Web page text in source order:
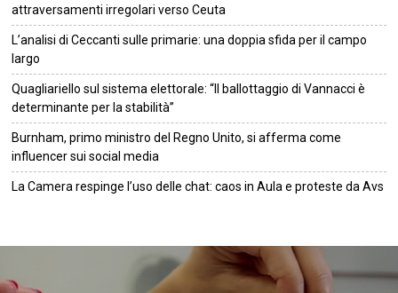
attraversamenti irregolari verso Ceuta
L’analisi di Ceccanti sulle primarie: una doppia sfida per il campo
largo
Quagliariello sul sistema elettorale: “Il ballottaggio di Vannacci è
determinante per la stabilità”
Burnham, primo ministro del Regno Unito, si afferma come
influencer sui social media
La Camera respinge l’uso delle chat: caos in Aula e proteste da Avs